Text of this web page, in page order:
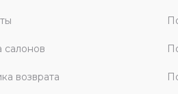
салонов
возврата